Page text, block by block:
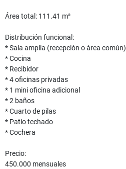
Área total: 111.41 m²
Distribución funcional:
* Sala amplia (recepción o área común)
* Cocina
* Recibidor
* 4 oficinas privadas
* 1 mini oficina adicional
* 2 baños
* Cuarto de pilas
* Patio techado
* Cochera
Precio:
450.000 mensuales